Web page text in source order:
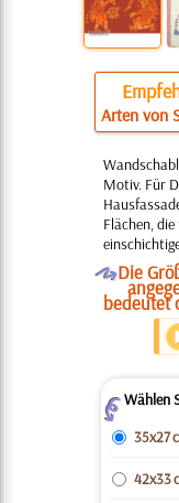
Arten von
Motiv. Für
Flächen,
ODie
bedeutet
ZWählen
35x27
42x33